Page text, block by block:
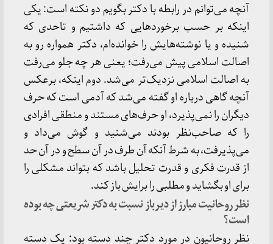
آنچه مى‏‌توانم در رابطه با دکتر بگویم دو نکته است: یکى
اینکه بر حسب برخوردهایى که داشتیم و تاحدى که
شنیده و یا نوشته‏‌هایش را خوانده‏‌ام، دکتر همواره رو به
اصالت اسلامى پیش مى‏‌رفت؛ یعنى هر چه جلو مى‏‌رفت
به اصالت اسلامى نزدیک‌‏تر مى‏‌شد. دوم اینکه، برعکس
آنچه گاهى درباره او گفته مى‌شد که آدمى است که حرف
دیگران را نمى‏‌پذیرد، او حرف‏‌هاى مستند و منطقى افرادى
را که صاحب‏‌نظر بودند مى‏‌شنید و گوش مى‏‌داد و
مى‏‌پذیرفت، به‏ شرط آنکه آن طرف در آن سطح و در آن حد
از قدرت فکرى و قدرت تحلیل باشد که بتواند مشکلى را
براى او بگشاید و مطلبى را برایش باز کند.
نظر روحانیت مبارز از دیرباز نسبت به دکتر شریعتى چه بوده
است؟
نظر روحانیون در مورد دکتر چند دسته بود: یک دسته